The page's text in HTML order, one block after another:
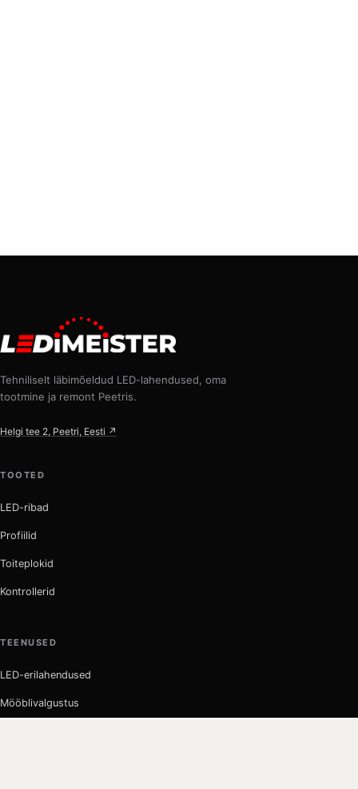
Tehniliselt läbimõeldud LED-lahendused, oma
tootmine ja remont Peetris.
Helgi tee 2, Peetri, Eesti ↗
TOOTED
LED-ribad
Profiilid
Toiteplokid
Kontrollerid
TEENUSED
LED-erilahendused
Mööblivalgustus